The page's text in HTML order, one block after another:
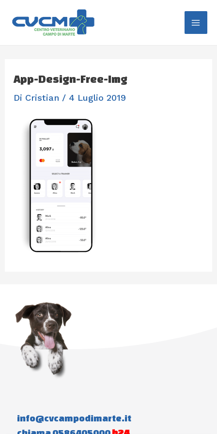
App-Design-Free-Img
Di Cristian / 4 Luglio 2019
info@cvcampodimarte.it